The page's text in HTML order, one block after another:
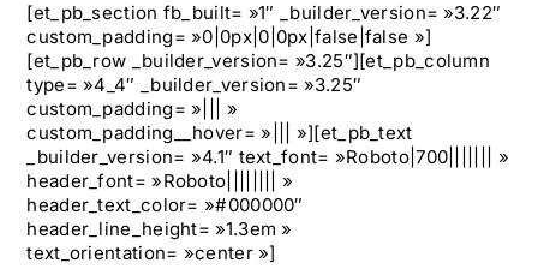
[et_pb_section fb_built= »1″ _builder_version= »3.22″
custom_padding= »0|0px|0|0px|false|false »]
[et_pb_row _builder_version= »3.25″][et_pb_column
type= »4_4″ _builder_version= »3.25″
custom_padding= »||| »
custom_padding__hover= »||| »][et_pb_text
_builder_version= »4.1″ text_font= »Roboto|700||||||| »
header_font= »Roboto|||||||| »
header_text_color= »#000000″
header_line_height= »1.3em »
text_orientation= »center »]
Devriez-vous continuer à utiliser des liens Nofollow ?
Conclusion